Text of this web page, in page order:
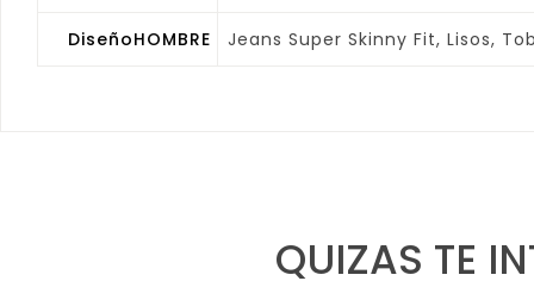
DiseñoHOMBRE Jeans Super Skinny Fit, Lisos,
QUIZAS TE